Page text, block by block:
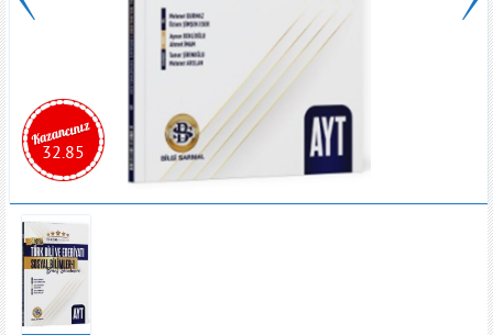
32.85